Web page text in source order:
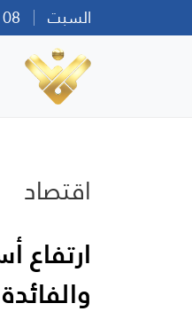
السبت
اقتصاد
ارتفاع
والفائدة